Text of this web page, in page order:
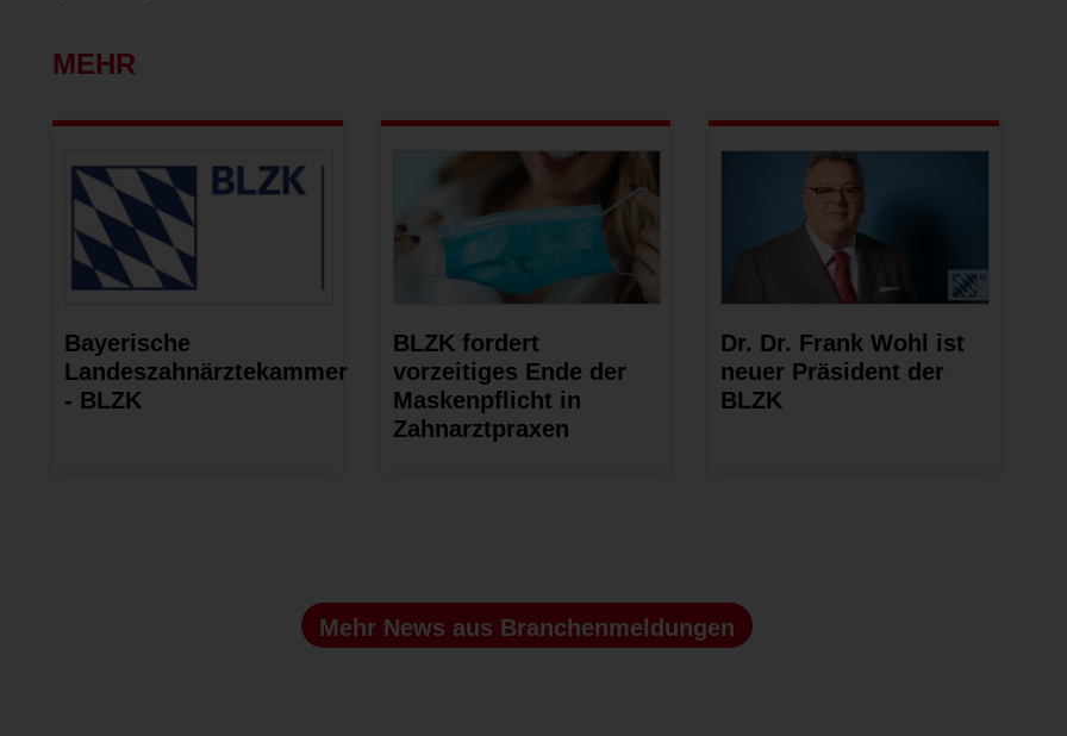
MEHR
Bayerische
Landeszahnärztekammer
- BLZK
BLZK fordert
vorzeitiges Ende der
Maskenpflicht in
Zahnarztpraxen
Dr. Dr. Frank Wohl ist
neuer Präsident der
BLZK
Mehr News aus Branchenmeldungen